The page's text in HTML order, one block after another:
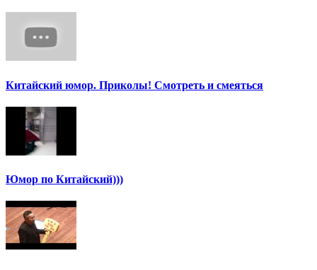
Китайский юмор. Приколы! Смотреть и смеяться
Юмор по Китайский)))